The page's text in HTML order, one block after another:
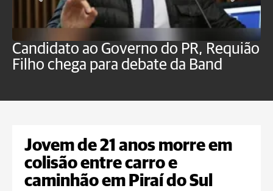
Candidato ao Governo do PR, Requião
Filho chega para debate da Band
Jovem de 21 anos morre em
colisão entre carro e
caminhão em Piraí do Sul